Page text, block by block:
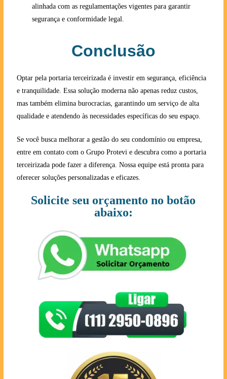
alinhada com as regulamentações vigentes para garantir
segurança e conformidade legal.
Conclusão
Optar pela portaria terceirizada é investir em segurança, eficiência
e tranquilidade. Essa solução moderna não apenas reduz custos,
mas também elimina burocracias, garantindo um serviço de alta
qualidade e atendendo às necessidades específicas do seu espaço.
Se você busca melhorar a gestão do seu condomínio ou empresa,
entre em contato com o Grupo Protevi e descubra como a portaria
terceirizada pode fazer a diferença. Nossa equipe está pronta para
oferecer soluções personalizadas e eficazes.
Solicite seu orçamento no botão
abaixo: